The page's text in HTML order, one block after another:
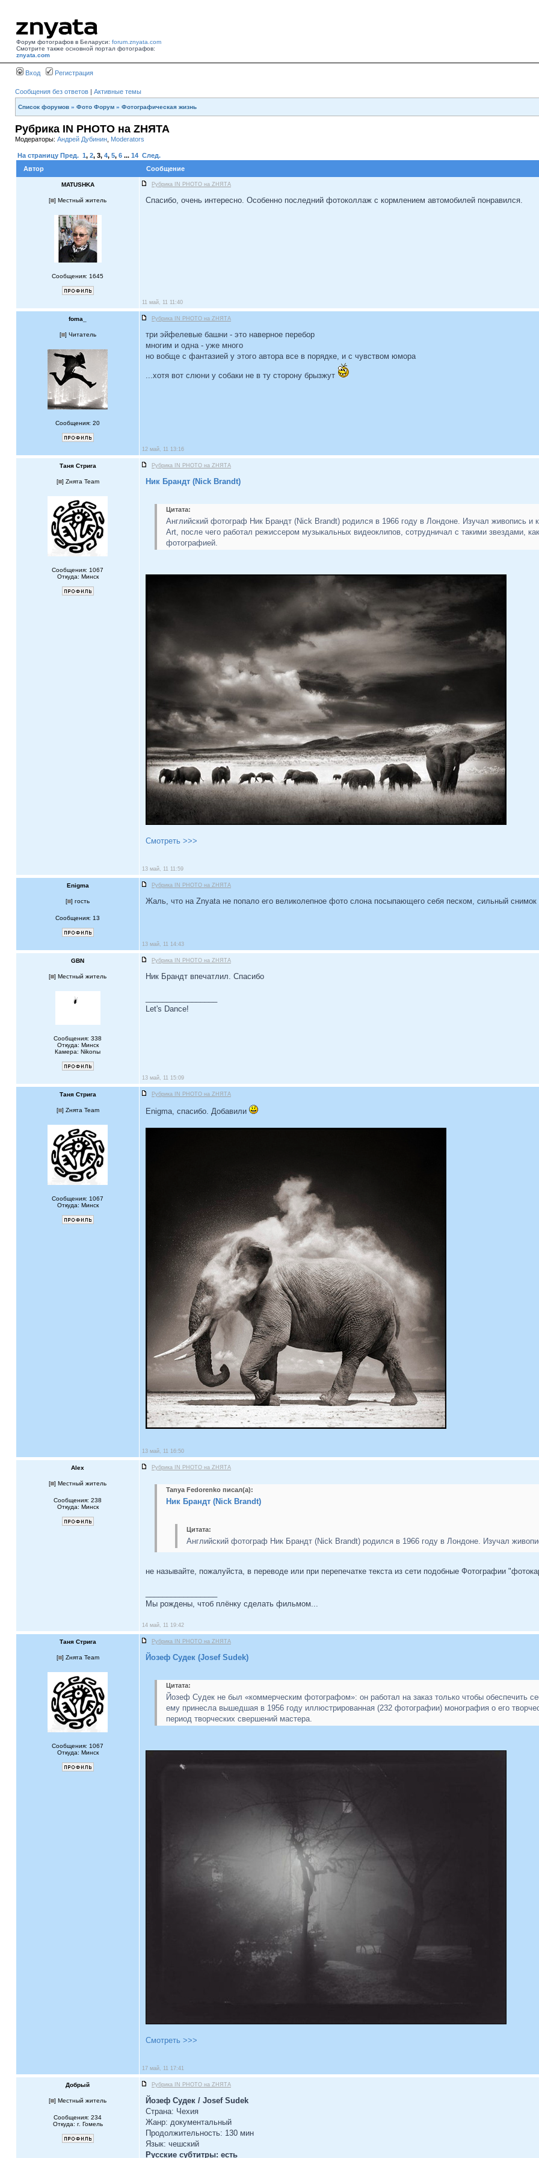
Форум фотографов в Беларуси: forum.znyata.com
Смотрите также основной портал фотографов:
znyata.com
Вход Регистрация
Сообщения без ответов | Активные темы
Список форумов » Фото Форум » Фотографическая жизнь
Рубрика IN PHOTO на ZНЯТА
Модераторы: Андрей Дубинин Moderators
На страницу Пред. 1, 2, 3, 4, 5, 6 ... 14 След.
Автор
Сообщение
MATUSHKA Рубрика IN PHOTO на ZНЯТА
[ ] Местный житель
Сообщения: 1645
Спасибо, очень интересно. Особенно последний фотоколлаж с кормлением автомобилей понравился.
11 май, 11 11:40
foma_ Рубрика IN PHOTO на ZНЯТА
[ ] Читатель
Сообщения: 20
три эйфелевые башни - это наверное перебор
многим и одна - уже много
но вобще с фантазией у этого автора все в порядке, и с чувством юмора
...хотя вот слюни у собаки не в ту сторону брызжут
12 май, 11 13:16
Таня Стрига Рубрика IN PHOTO на ZНЯТА
[ ] Zнята Team
Сообщения: 1067
Откуда: Минск
Ник Брандт (Nick Brandt)
Цитата:
Английский фотограф Ник Брандт (Nick Brandt) родился в 1966 году в Лондоне. Изучал живопись и
Art, после чего работал режиссером музыкальных видеоклипов, сотрудничал с такими звездами,
фотографией.
Смотреть >>>
13 май, 11 11:59
Enigma Рубрика IN PHOTO на ZНЯТА
[ ] гость
Сообщения: 13
Жаль, что на Znyata не попало его великолепное фото слона посыпающего себя песком, сильный
13 май, 11 14:43
GBN Рубрика IN PHOTO на ZНЯТА
[ ] Местный житель
Сообщения: 338
Откуда: Минск
Камера: Nikonы
Ник Брандт впечатлил. Спасибо
Let's Dance!
13 май, 11 15:09
Таня Стрига Рубрика IN PHOTO на ZНЯТА
[ ] Zнята Team
Сообщения: 1067
Откуда: Минск
Enigma, спасибо. Добавили
13 май, 11 16:50
Alex Рубрика IN PHOTO на ZНЯТА
[ ] Местный житель
Сообщения: 238
Откуда: Минск
Tanya Fedorenko писал(а):
Ник Брандт (Nick Brandt)
Цитата:
Английский фотограф Ник Брандт (Nick Brandt) родился в 1966 году в Лондоне. Изучал
не называйте, пожалуйста, в переводе или при перепечатке текста из сети подобные Фотографии
Мы рождены, чтоб плёнку сделать фильмом...
14 май, 11 19:42
Таня Стрига Рубрика IN PHOTO на ZНЯТА
[ ] Zнята Team
Сообщения: 1067
Откуда: Минск
Йозеф Судек (Josef Sudek)
Цитата:
Йозеф Судек не был «коммерческим фотографом»: он работал на заказ только чтобы обеспечить
ему принесла вышедшая в 1956 году иллюстрированная (232 фотографии) монография о его
период творческих свершений мастера.
Смотреть >>>
17 май, 11 17:41
Добрый Рубрика IN PHOTO на ZНЯТА
[ ] Местный житель
Сообщения: 234
Откуда: г. Гомель
Йозеф Судек / Josef Sudek
Страна: Чехия
Жанр: документальный
Продолжительность: 130 мин
Язык: чешский
Русские субтитры: есть